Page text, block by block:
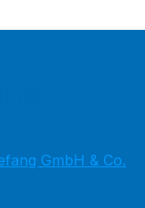
GmbH & Co.